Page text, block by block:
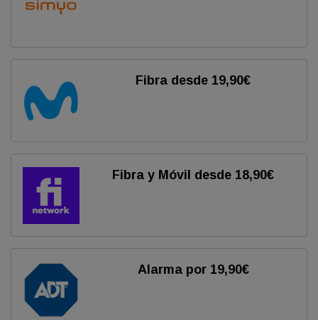
Fibra desde 19,90€
Fibra y Móvil desde 18,90€
Alarma por 19,90€